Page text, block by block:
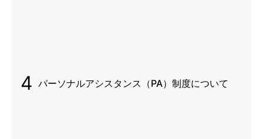
4 パーソナルアシスタンス（PA）制度について